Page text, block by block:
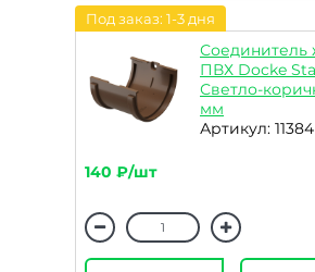
Под заказ: 1-3 дня
Соединитель
ПВХ Docke
Светло-
мм
Артикул: 11384
140 ₽/шт